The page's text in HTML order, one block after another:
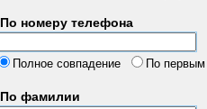
По номеру телефона
Полное совпадение
По
По фамилии